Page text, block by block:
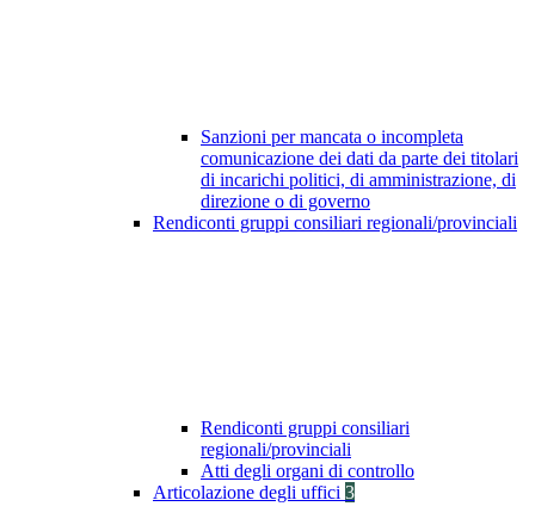
Sanzioni per mancata o incompleta
comunicazione dei dati da parte dei titolari
di incarichi politici, di amministrazione, di
direzione o di governo
Rendiconti gruppi consiliari regionali/provinciali
Rendiconti gruppi consiliari
regionali/provinciali
Atti degli organi di controllo
Articolazione degli uffici 3